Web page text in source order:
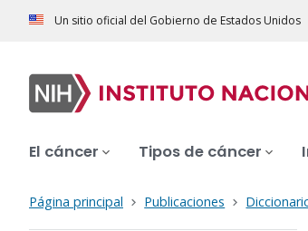
Un sitio oficial del Gobierno de Estados Unidos
El cáncer Tipos de cáncer
Página principal Publicaciones